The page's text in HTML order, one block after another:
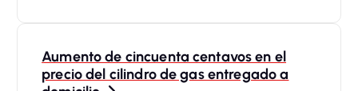
Aumento de cincuenta centavos en el
precio del cilindro de gas entregado a